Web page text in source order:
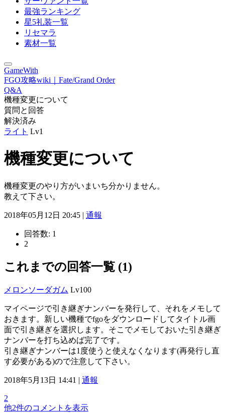
最強ランキング
星5礼装一覧
リセマラ
素材一覧
GameWith
FGO攻略wiki｜Fate/Grand Order
Q&A
機種変更について
質問と回答
解決済み
ライト Lv1
機種変更について
機種変更のやり方がいまいち分かりません。
教えて下さい。
2018年05月12日 20:45 | 通報
回答数: 1
2
これまでの回答一覧 (1)
メロンソーダガム Lv100
マイページで引き継ぎナンバーを発行して、それをメモして
おきます。新しい機種でfgoをダウンロードしてタイトル画
面で引き継ぎを選択します。そこでメモしておいた引き継ぎ
ナンバーを打ち込めば完了です。
引き継ぎナンバーは1度使うと使えなくなります(再発行し直
す必要がある)ので注意して下さい。
2018年5月13日 14:41 | 通報
2
他2件のコメントを表示